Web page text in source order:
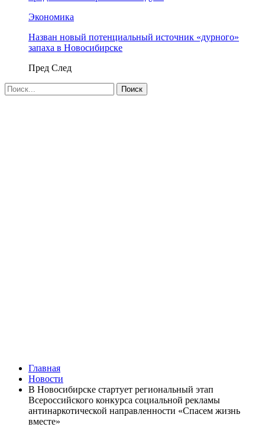
Экономика
Назван новый потенциальный источник «дурного»
запаха в Новосибирске
Пред След
Главная
Новости
В Новосибирске стартует региональный этап
Всероссийского конкурса социальной рекламы
антинаркотической направленности «Спасем жизнь
вместе»